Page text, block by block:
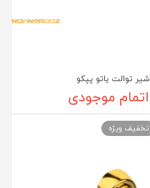
شیر توالت یاتو پپکو
اتمام موجودی
تخفیف ویژه